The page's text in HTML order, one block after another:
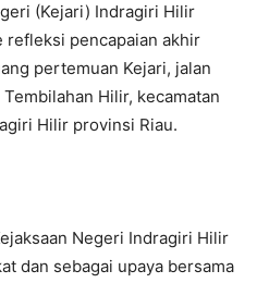
(Kejari) Indragiri Hilir
refleksi pencapaian akhir
pertemuan Kejari, jalan
Hilir, kecamatan
Hilir provinsi Riau.
Negeri Indragiri Hilir
dan sebagai upaya bersama